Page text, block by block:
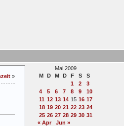
Mai 2009
M D M D F S
S
1
2
3
4
5 6 7 8 9
10
11 12 13 14 15 16 17
18 19 20 21 22 23 24
25 26 27 28 29 30 31
« Apr
Jun »
»